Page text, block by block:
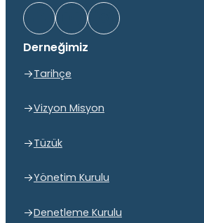
Derneğimiz
Tarihçe
Vizyon Misyon
Tüzük
Yönetim Kurulu
Denetleme Kurulu